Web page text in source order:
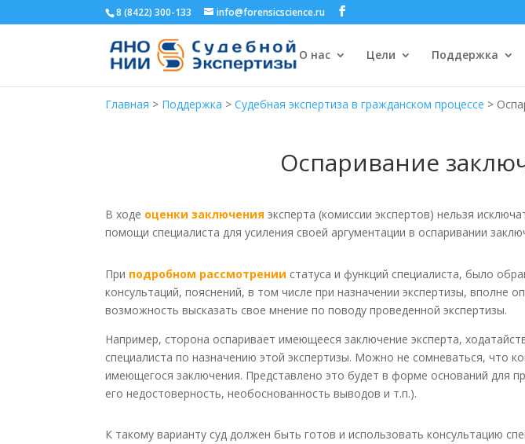
8 (8422) 300-133 info@forensicscience.ru
О нас Цели Поддержка
Главная > Поддержка >Судебная экспертиза в гражданском процессе >
Оспаривание
В ходе оценки заключения эксперта (комиссии экспертов) нельзя
помощи специалиста для усиления своей аргументации в оспаривании
При подробном рассмотрении статуса и функций специалиста, было
консультаций, пояснений, в том числе при назначении экспертизы, вполне
возможность высказать свое мнение по поводу проведенной экспертизы.
Например, сторона оспаривает имеющееся заключение эксперта,
специалиста по назначению этой экспертизы. Можно не сомневаться, что
имеющегося заключения. Представлено это будет в форме оснований для
его недостоверность, необоснованность выводов и т.п.).
К такому варианту суд должен быть готов и использовать консультацию